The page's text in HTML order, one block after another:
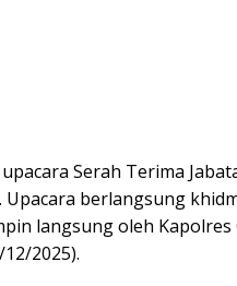
Serah Terima
berlangsung
langsung oleh Kapolres
12/2025).